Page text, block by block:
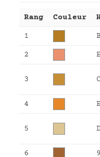
Rang Couleur
1
2
3
4
5
6